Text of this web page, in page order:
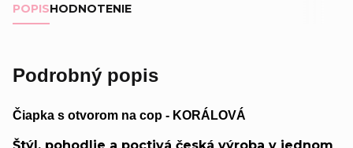
POPISHODNOTENIE
Podrobný popis
Čiapka s otvorom na cop - KORÁLOVÁ
Štýl, pohodlie a poctivá česká výroba v jednom